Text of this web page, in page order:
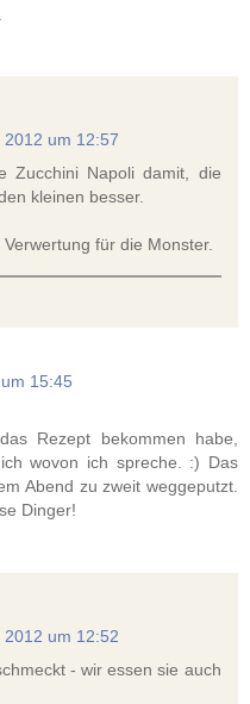
2012 um 12:57
Zucchini Napoli damit, die
kleinen besser.
für die Monster.
15:45
Rezept bekommen habe,
wovon ich spreche. :) Das
Abend zu zweit weggeputzt.
Dinger!
2012 um 12:52
- wir essen sie auch